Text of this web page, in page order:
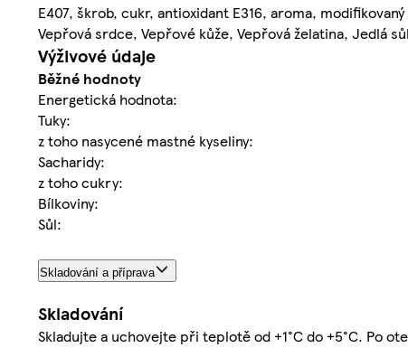
E407, škrob, cukr, antioxidant E316, aroma,
Vepřová srdce, Vepřové kůže, Vepřová želatina, Jedlá
Výživové údaje
Běžné hodnoty
Energetická hodnota:
Tuky:
z toho nasycené mastné kyseliny:
Sacharidy:
z toho cukry:
Bílkoviny:
Sůl:
Skladování a příprava
Skladování
Skladujte a uchovejte při teplotě od +1°C do +5°C. Po